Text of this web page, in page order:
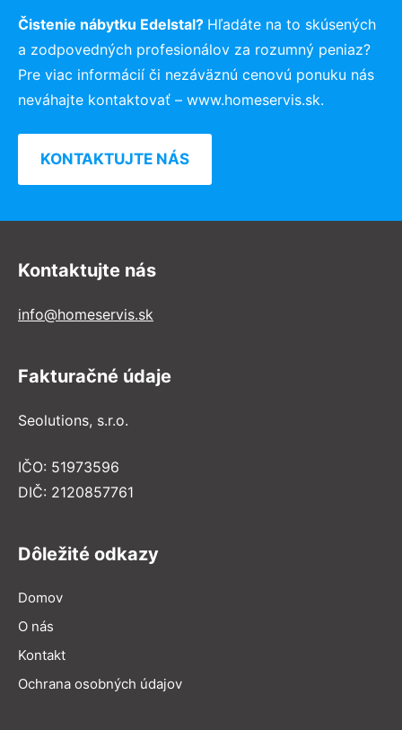
Čistenie nábytku Edelstal? Hľadáte na to skúsených
a zodpovedných profesionálov za rozumný peniaz?
Pre viac informácií či nezáväznú cenovú ponuku nás
neváhajte kontaktovať – www.homeservis.sk.
KONTAKTUJTE NÁS
Kontaktujte nás
info@homeservis.sk
Fakturačné údaje
Seolutions, s.r.o.
IČO: 51973596
DIČ: 2120857761
Dôležité odkazy
Domov
O nás
Kontakt
Ochrana osobných údajov